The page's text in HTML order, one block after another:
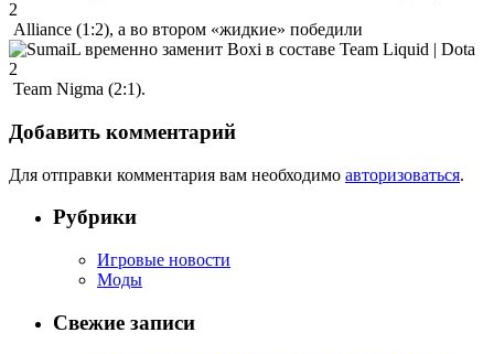
Alliance (1:2), а во втором «жидкие» победили
Team Nigma (2:1).
Добавить комментарий
Для отправки комментария вам необходимо авторизоваться.
Рубрики
Игровые новости
Моды
Свежие записи